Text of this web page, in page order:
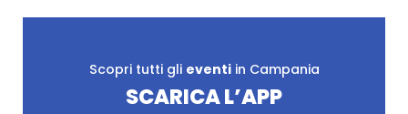
Scopri tutti gli eventiin Campania
SCARICA L’APP